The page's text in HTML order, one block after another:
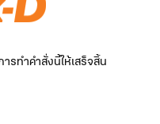
รทำคำสั่งนี้ให้เสร็จสิ้น